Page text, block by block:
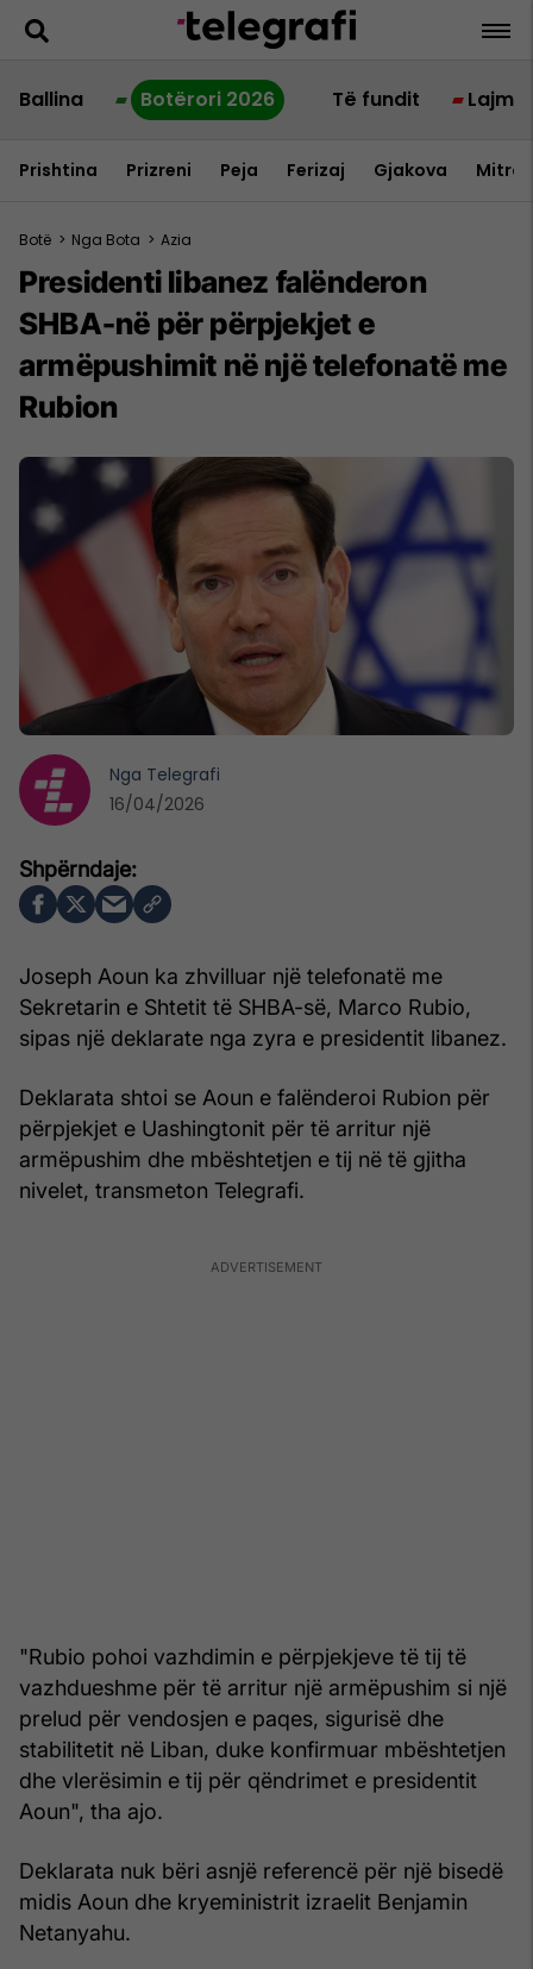
Ballina Botërori 2026 Të fundit Lajme
Prishtina Prizreni Peja Ferizaj Gjakova
Botë > Nga Bota > Azia
Presidenti libanez falënderon
SHBA-në për përpjekjet e
armëpushimit në një telefonatë me
Rubion
Joseph Aoun ka zhvilluar një telefonatë me
Sekretarin e Shtetit të SHBA-së, Marco Rubio,
sipas një deklarate nga zyra e presidentit libanez.
Deklarata shtoi se Aoun e falënderoi Rubion për
përpjekjet e Uashingtonit për të arritur një
armëpushim dhe mbështetjen e tij në të gjitha
nivelet, transmeton Telegrafi.
"Rubio pohoi vazhdimin e përpjekjeve të tij të
vazhdueshme për të arritur një armëpushim si një
prelud për vendosjen e paqes, sigurisë dhe
stabilitetit në Liban, duke konfirmuar mbështetjen
dhe vlerësimin e tij për qëndrimet e presidentit
Aoun", tha ajo.
Deklarata nuk bëri asnjë referencë për një bisedë
midis Aoun dhe kryeministrit izraelit Benjamin
Netanyahu.
Nga Telegrafi
16/04/2026